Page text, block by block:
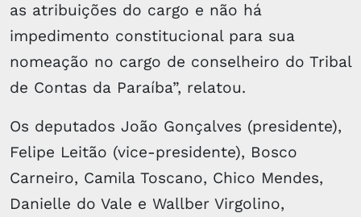
as atribuições do cargo e não há
impedimento constitucional para sua
nomeação no cargo de conselheiro do Tribal
de Contas da Paraíba”, relatou.
Os deputados João Gonçalves (presidente),
Felipe Leitão (vice-presidente), Bosco
Carneiro, Camila Toscano, Chico Mendes,
Danielle do Vale e Wallber Virgolino,